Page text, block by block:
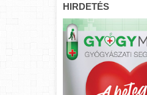
HIRDETÉS